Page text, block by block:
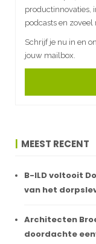
productinnovaties,
podcasts en zoveel
Schrijf je nu in en
jouw mailbox.
MEEST RECENT
B-ILD voltooit
van het
Architecten
doordachte